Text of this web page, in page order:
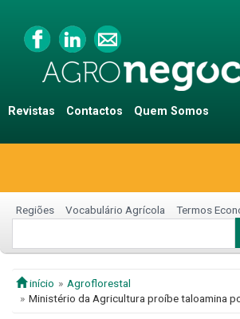
Revistas Contactos Quem Somos
Regiões Vocabulário Agrícola Termos
início
Agroflorestal
Ministério da Agricultura proíbe taloamina